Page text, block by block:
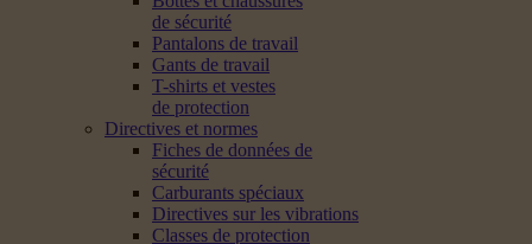
de sécurité
Pantalons de travail
Gants de travail
T-shirts et vestes
de protection
Directives et normes
Fiches de données de
sécurité
Carburants spéciaux
Directives sur les vibrations
Classes de protection